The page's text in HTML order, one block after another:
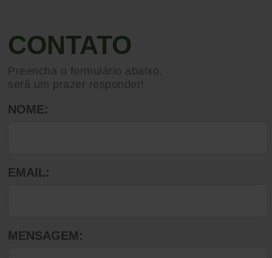
CONTATO
Preencha o formulário abaixo,
será um prazer responder!
NOME:
EMAIL:
MENSAGEM: